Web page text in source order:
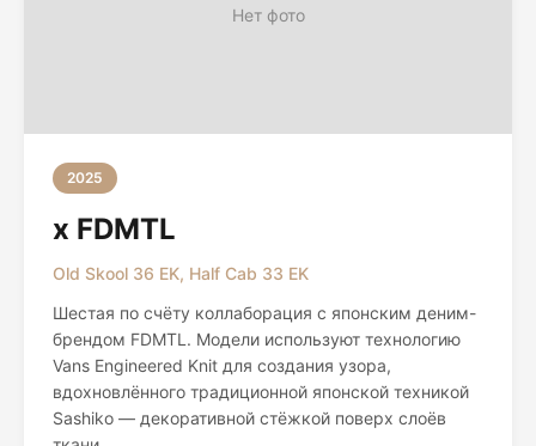
Нет фото
2025
x FDMTL
Old Skool 36 EK, Half Cab 33 EK
Шестая по счёту коллаборация с японским деним-
брендом FDMTL. Модели используют технологию
Vans Engineered Knit для создания узора,
вдохновлённого традиционной японской техникой
Sashiko — декоративной стёжкой поверх слоёв